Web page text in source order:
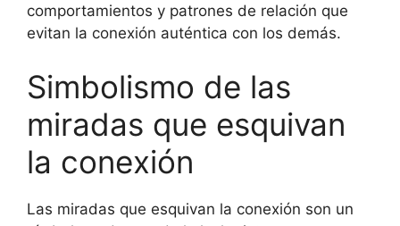
comportamientos y patrones de relación que
evitan la conexión auténtica con los demás.
Simbolismo de las
miradas que esquivan
la conexión
Las miradas que esquivan la conexión son un